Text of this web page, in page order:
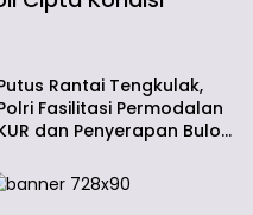
Rantai Tengkulak,
Fasilitasi Permodalan
dan Penyerapan Bulog